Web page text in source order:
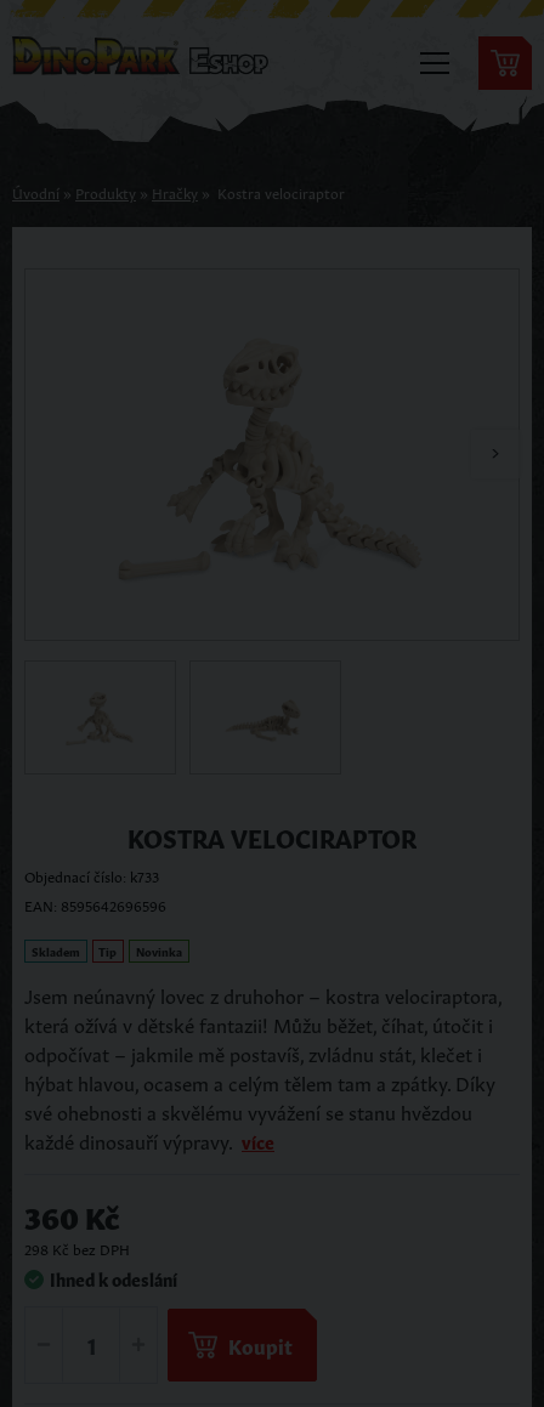
Úvodní » Produkty » Hračky » Kostra velociraptor
KOSTRA VELOCIRAPTOR
Objednací číslo: k733
EAN: 8595642696596
Skladem Tip Novinka
Jsem neúnavný lovec z druhohor – kostra velociraptora,
která ožívá v dětské fantazii! Můžu běžet, číhat, útočit i
odpočívat – jakmile mě postavíš, zvládnu stát, klečet i
hýbat hlavou, ocasem a celým tělem tam a zpátky. Díky
své ohebnosti a skvělému vyvážení se stanu hvězdou
každé dinosauří výpravy. více
360 Kč
298 Kč bez DPH
Ihned k odeslání
Koupit